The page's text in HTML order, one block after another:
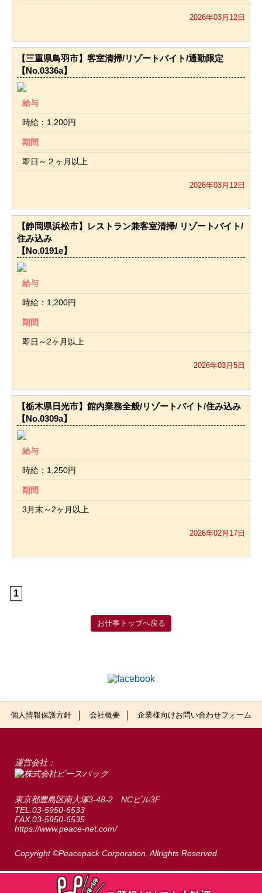
2026年03月12日
【三重県鳥羽市】客室清掃/リゾートバイト/通勤限定
【No.0336a】
給与
時給：1,200円
期間
即日～２ヶ月以上
2026年03月12日
【静岡県浜松市】レストラン兼客室清掃/ リゾートバイト/
住み込み
【No.0191e】
給与
時給：1,200円
期間
即日～2ヶ月以上
2026年03月5日
【栃木県日光市】館内業務全般/リゾートバイト/住み込み
【No.0309a】
給与
時給：1,250円
期間
3月末～2ヶ月以上
2026年02月17日
1
お仕事トップへ戻る
個人情報保護方針 会社概要 企業様向けお問い合わせフォーム
運営会社：
東京都豊島区南大塚3-48-2 NCビル3F
TEL.03-5950-6533
FAX.03-5950-6535
https://www.peace-net.com/
Copyright ©Peacepack Corporation. Allrights Reserved.